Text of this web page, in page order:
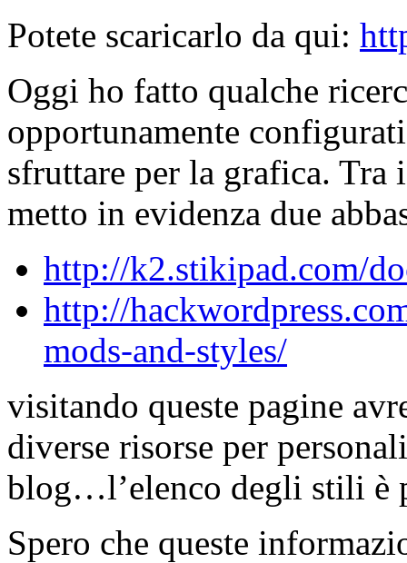
Potete scaricarlo da qui:
Oggi ho fatto qualche
opportunamente
sfruttare per la grafica.
metto in evidenza due
http://k2.stikipad.com/
http://
mods-and-styles/
visitando queste pagine
diverse risorse per
blog…l’elenco degli stili è
Spero che queste